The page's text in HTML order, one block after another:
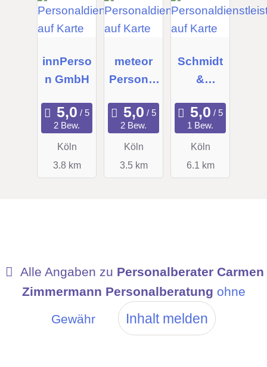
innPerso
n GmbH
2 Bew.
Köln
3.8 km
meteor
Personal
AG & Co.
KGaA
2 Bew.
Köln
3.5 km
Schmidt
&
Personal
beratung
GmbH
1 Bew.
Köln
6.1 km
Alle Angaben zu Personalberater Carmen
Zimmermann Personalberatung ohne
Gewähr
Inhalt melden